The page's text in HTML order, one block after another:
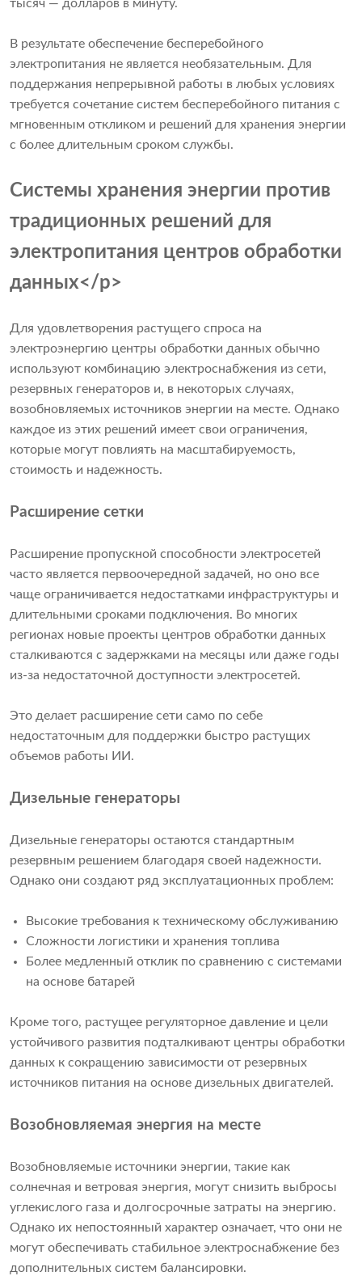
тысяч — долларов в минуту.
В результате обеспечение бесперебойного
электропитания не является необязательным. Для
поддержания непрерывной работы в любых условиях
требуется сочетание систем бесперебойного питания с
мгновенным откликом и решений для хранения энергии
с более длительным сроком службы.
Системы хранения энергии против
традиционных решений для
электропитания центров обработки
данных</p>
Для удовлетворения растущего спроса на
электроэнергию центры обработки данных обычно
используют комбинацию электроснабжения из сети,
резервных генераторов и, в некоторых случаях,
возобновляемых источников энергии на месте. Однако
каждое из этих решений имеет свои ограничения,
которые могут повлиять на масштабируемость,
стоимость и надежность.
Расширение сетки
Расширение пропускной способности электросетей
часто является первоочередной задачей, но оно все
чаще ограничивается недостатками инфраструктуры и
длительными сроками подключения. Во многих
регионах новые проекты центров обработки данных
сталкиваются с задержками на месяцы или даже годы
из-за недостаточной доступности электросетей.
Это делает расширение сети само по себе
недостаточным для поддержки быстро растущих
объемов работы ИИ.
Дизельные генераторы
Дизельные генераторы остаются стандартным
резервным решением благодаря своей надежности.
Однако они создают ряд эксплуатационных проблем:
Высокие требования к техническому обслуживанию
Сложности логистики и хранения топлива
Более медленный отклик по сравнению с системами
на основе батарей
Кроме того, растущее регуляторное давление и цели
устойчивого развития подталкивают центры обработки
данных к сокращению зависимости от резервных
источников питания на основе дизельных двигателей.
Возобновляемая энергия на месте
Возобновляемые источники энергии, такие как
солнечная и ветровая энергия, могут снизить выбросы
углекислого газа и долгосрочные затраты на энергию.
Однако их непостоянный характер означает, что они не
могут обеспечивать стабильное электроснабжение без
дополнительных систем балансировки.